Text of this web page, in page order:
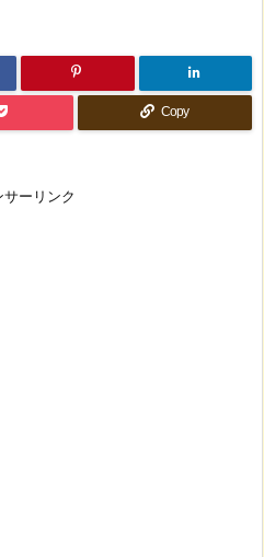
Copy
サーリンク